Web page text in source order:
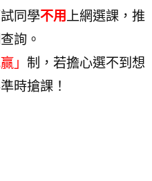
同學不用上網選課，推
詢。
」 制，若擔心選不到想
時搶課！